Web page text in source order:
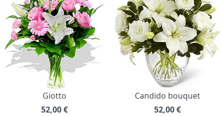
Giotto
52,00€
Candido bouquet
52,00€